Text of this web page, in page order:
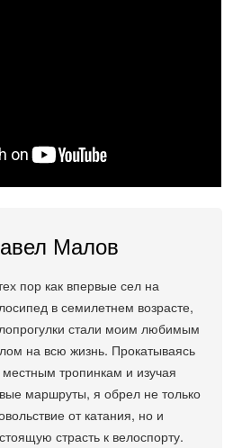
Малов
пор как впервые сел на
в семилетнем возрасте,
стали моим любимым
на всю жизнь. Прокатываясь
тропинкам и изучая
маршруты, я обрел не только
от катания, но и
страсть к велоспорту.